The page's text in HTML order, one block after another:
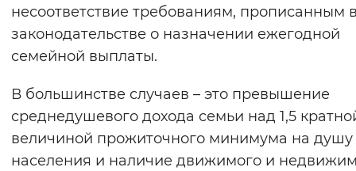
несоответствие требованиям, прописанным
законодательстве о назначении ежегодной
семейной выплаты.
В большинстве случаев – это превышение
среднедушевого дохода семьи над 1,5
величиной прожиточного минимума на душу
населения и наличие движимого и